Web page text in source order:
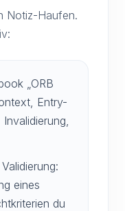
Notiz-Haufen.
„ORB
Entry-
eines
du